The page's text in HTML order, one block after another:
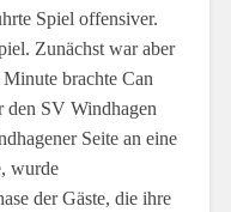
Spiel offensiver.
Zunächst war aber
brachte Can
den SV Windhagen
Seite an eine
wurde
der Gäste, die ihre